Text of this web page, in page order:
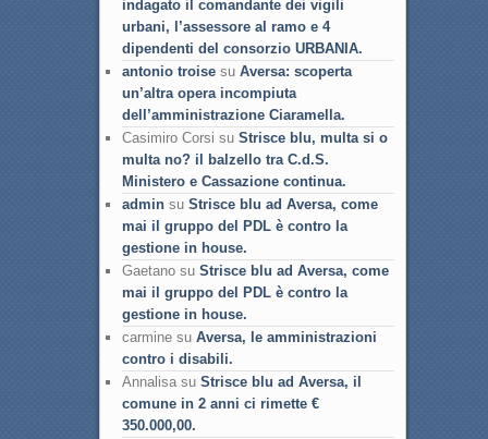
indagato il comandante dei vigili
urbani, l’assessore al ramo e 4
dipendenti del consorzio URBANIA.
antonio troisesu Aversa: scoperta
un’altra opera incompiuta
dell’amministrazione Ciaramella.
Casimiro Corsi su Strisce blu, multa si o
multa no? il balzello tra C.d.S.
Ministero e Cassazione continua.
adminsu Strisce blu ad Aversa, come
mai il gruppo del PDL è contro la
gestione in house.
Gaetano su Strisce blu ad Aversa, come
mai il gruppo del PDL è contro la
gestione in house.
carmine su Aversa, le amministrazioni
contro i disabili.
Annalisa su Strisce blu ad Aversa, il
comune in 2 anni ci rimette €
350.000,00.